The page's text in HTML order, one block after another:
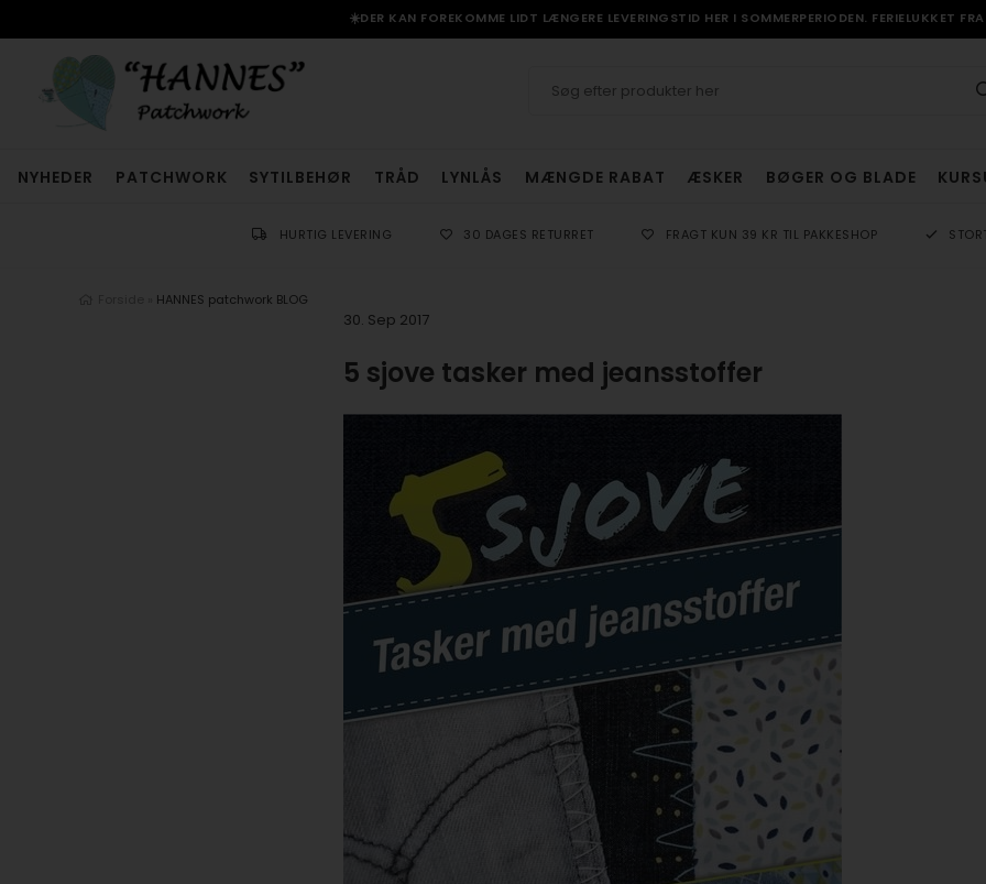
☀️DER KAN FOREKOMME LIDT LÆNGERE LEVERINGSTID HER I SOMMERPERIODEN. FERIELUKKET
NYHEDER PATCHWORK SYTILBEHØR TRÅD LYNLÅS MÆNGDE RABAT ÆSKER BØGER OG BLADE
HURTIG LEVERING 30 DAGES RETURRET FRAGT KUN 39 KR TIL PAKKESHOP
HANNES patchwork BLOG
30. Sep 2017
5 sjove tasker med jeansstoffer